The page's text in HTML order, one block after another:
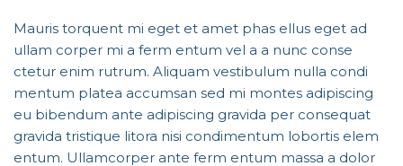
Mauris torquent mi eget et amet phas ellus eget ad
ullam corper mi a ferm entum vel a a nunc conse
ctetur enim rutrum. Aliquam vestibulum nulla condi
mentum platea accumsan sed mi montes adipiscing
eu bibendum ante adipiscing gravida per consequat
gravida tristique litora nisi condimentum lobortis elem
entum. Ullamcorper ante ferm entum massa a dolor